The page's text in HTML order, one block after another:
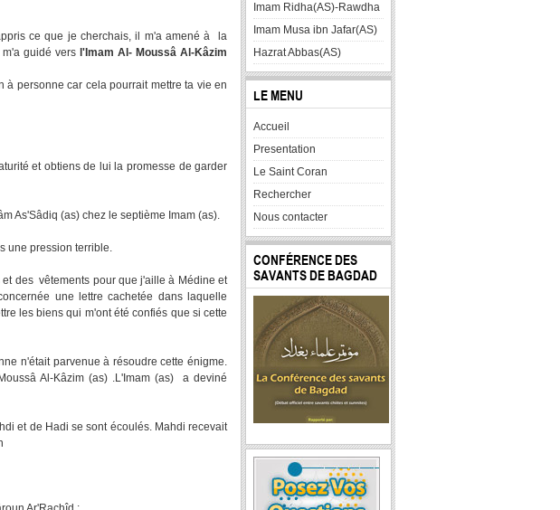
ce que je cherchais, il m'a amené à la
guidé vers l'Imam Al- Moussâ Al-Kâzim
à personne car cela pourrait mettre ta vie en
et obtiens de lui la promesse de garder
As'Sâdiq (as) chez le septième Imam (as).
une pression terrible.
et des vêtements pour que j'aille à Médine et
une lettre cachetée dans laquelle
les biens qui m'ont été confiés que si cette
n'était parvenue à résoudre cette énigme.
Al-Kâzim (as) .L'Imam (as) a deviné
et de Hadi se sont écoulés. Mahdi recevait
Imam Ridha(AS)-Rawdha
Imam Musa ibn Jafar(AS)
Hazrat Abbas(AS)
LE MENU
Accueil
Presentation
Le Saint Coran
Rechercher
Nous contacter
CONFÉRENCE DES
SAVANTS DE BAGDAD